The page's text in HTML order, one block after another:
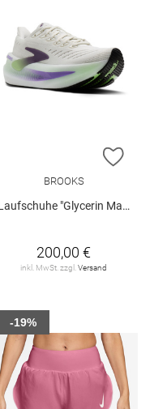
HINZUFÜGEN
ZUR
BROOKS
"Glycerin Max 2"
200,00 €
inkl. MwSt. zzgl. Versand
-19%